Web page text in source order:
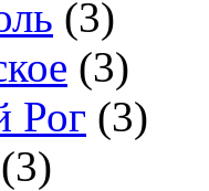
(3)
(3)
Рог (3)
(3)